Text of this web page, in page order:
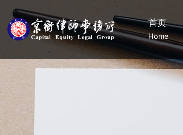
首页
Home